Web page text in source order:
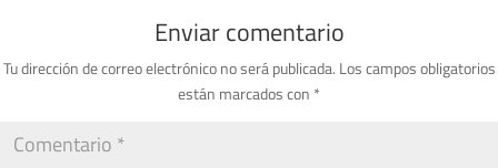
Enviar comentario
Tu dirección de correo electrónico no será publicada. Los campos obligatorios
están marcados con *